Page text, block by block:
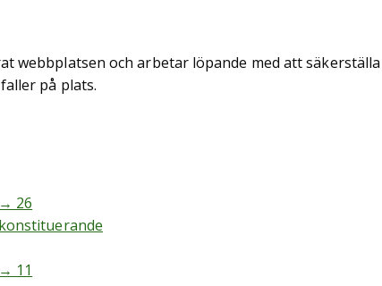
webbplatsen och arbetar löpande med att
på plats.
26
11